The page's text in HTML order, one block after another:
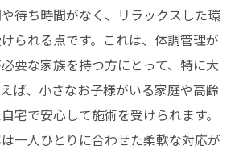
待ち時間がなく、リラックスした環
られる点です。これは、体調管理が
要な家族を持つ方にとって、特に大
ば、小さなお子様がいる家庭や高齢
宅で安心して施術を受けられます。
一人ひとりに合わせた柔軟な対応が